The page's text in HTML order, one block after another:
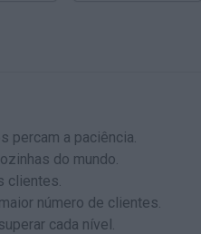
percam a paciência.
do mundo.
clientes.
número de clientes.
cada nível.